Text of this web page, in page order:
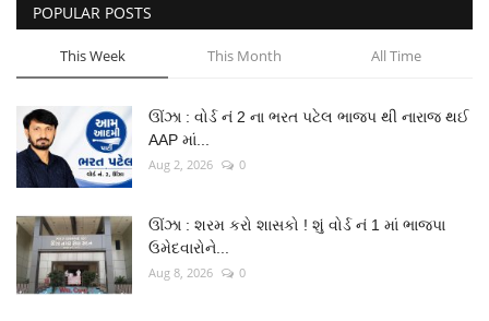
POPULAR POSTS
This Week This Month All Time
ઊંઝા : વોર્ડ નં 2 ના ભરત પટેલ ભાજપ થી નારાજ થઈ
AAP માં...
Aug 2, 2026 0
ઊંઝા : શરમ કરો શાસકો ! શું વોર્ડ નં 1 માં ભાજપા
ઉમેદવારોને...
Aug 8, 2026 0